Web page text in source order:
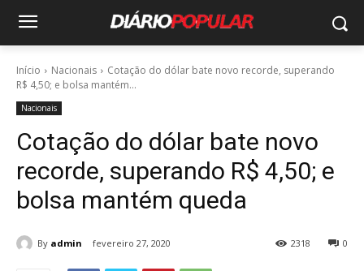
Início Nacionais
Cotação do dólar bate novo recorde, superando
R$ 4,50; e bolsa mantém...
Nacionais
Cotação do dólar bate novo
recorde, superando R$ 4,50; e
bolsa mantém queda
By admin fevereiro 27, 2020 0
2318